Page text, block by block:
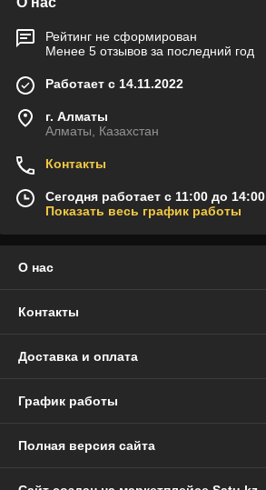
Рейтинг не сформирован
Менее 5 отзывов за последний год
Работает с 14.11.2022
г. Алматы
Алматы, Казахстан
Контакты
Сегодня работает с 11:00 до 14:00
Показать весь график работы
О нас
Контакты
Доставка и оплата
График работы
Полная версия сайта